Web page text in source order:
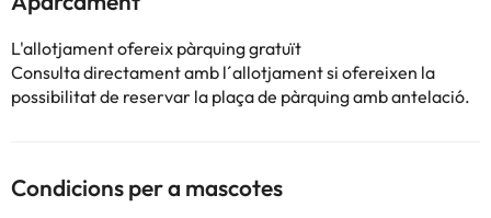
L'allotjament ofereix pàrquing gratuït
Consulta directament amb l´allotjament si ofereixen la
possibilitat de reservar la plaça de pàrquing amb antelació.
Condicions per a mascotes